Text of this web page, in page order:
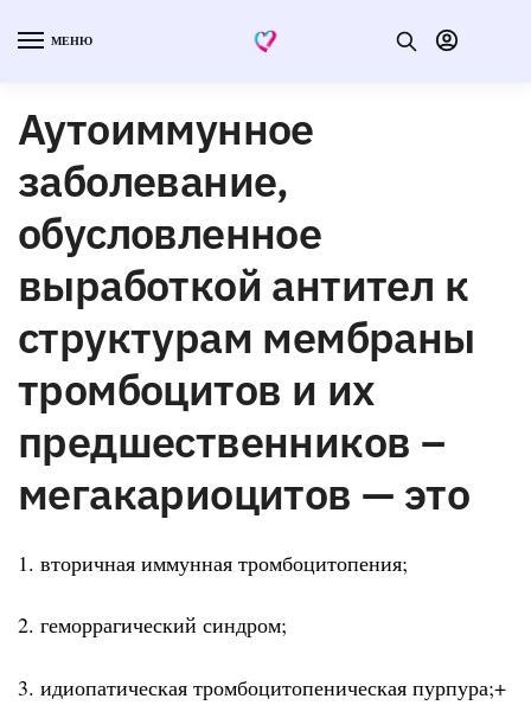
МЕНЮ
Аутоиммунное
заболевание,
обусловленное
выработкой антител к
структурам мембраны
тромбоцитов и их
предшественников –
мегакариоцитов — это
1. вторичная иммунная тромбоцитопения;
2. геморрагический синдром;
3. идиопатическая тромбоцитопеническая пурпура;+